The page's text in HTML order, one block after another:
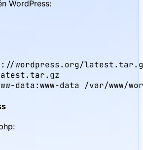
WordPress:
wordpress.org/
data:www-data /var/www/